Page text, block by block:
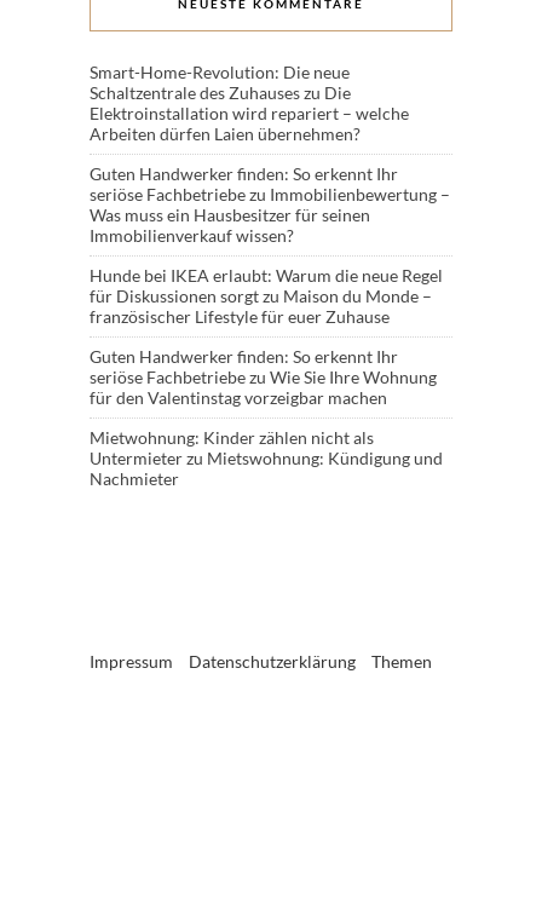
NEUESTE KOMMENTARE
Smart-Home-Revolution: Die neue
Schaltzentrale des Zuhauseszu Die
Elektroinstallation wird repariert – welche
Arbeiten dürfen Laien übernehmen?
Guten Handwerker finden: So erkennt Ihr
seriöse Fachbetriebezu Immobilienbewertung –
Was muss ein Hausbesitzer für seinen
Immobilienverkauf wissen?
Hunde bei IKEA erlaubt: Warum die neue Regel
für Diskussionen sorgtzu Maison du Monde –
französischer Lifestyle für euer Zuhause
Guten Handwerker finden: So erkennt Ihr
seriöse Fachbetriebezu Wie Sie Ihre Wohnung
für den Valentinstag vorzeigbar machen
Mietwohnung: Kinder zählen nicht als
Untermieterzu Mietswohnung: Kündigung und
Nachmieter
Impressum Datenschutzerklärung Themen